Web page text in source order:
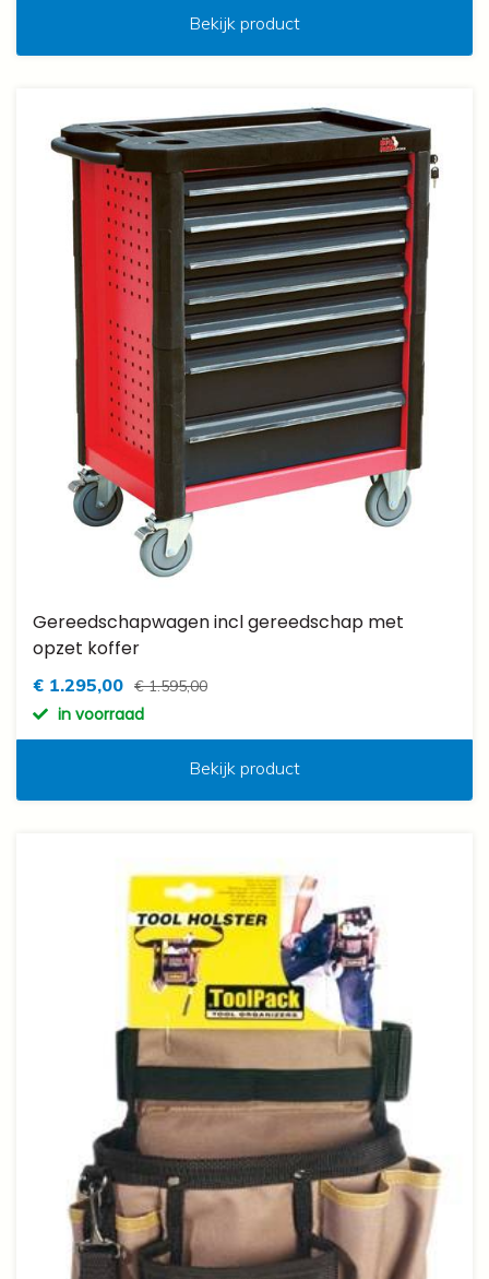
Bekijk product
Gereedschapwagen incl gereedschap met
opzet koffer
€ 1.295,00 € 1.595,00
in voorraad
Bekijk product